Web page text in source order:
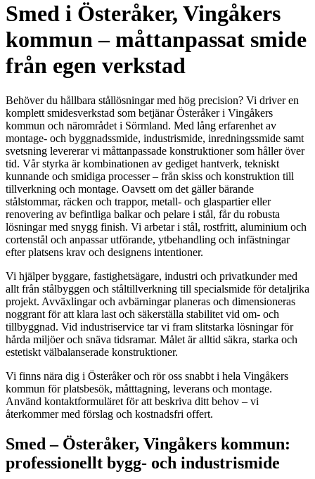
Smed i Österåker, Vingåkers
kommun – måttanpassat smide
från egen verkstad
Behöver du hållbara stållösningar med hög precision? Vi driver en
komplett smidesverkstad som betjänar Österåker i Vingåkers
kommun och närområdet i Sörmland. Med lång erfarenhet av
montage- och byggnadssmide, industrismide, inredningssmide samt
svetsning levererar vi måttanpassade konstruktioner som håller över
tid. Vår styrka är kombinationen av gediget hantverk, tekniskt
kunnande och smidiga processer – från skiss och konstruktion till
tillverkning och montage. Oavsett om det gäller bärande
stålstommar, räcken och trappor, metall- och glaspartier eller
renovering av befintliga balkar och pelare i stål, får du robusta
lösningar med snygg finish. Vi arbetar i stål, rostfritt, aluminium och
cortenstål och anpassar utförande, ytbehandling och infästningar
efter platsens krav och designens intentioner.
Vi hjälper byggare, fastighetsägare, industri och privatkunder med
allt från stålbyggen och ståltillverkning till specialsmide för detaljrika
projekt. Avväxlingar och avbärningar planeras och dimensioneras
noggrant för att klara last och säkerställa stabilitet vid om- och
tillbyggnad. Vid industriservice tar vi fram slitstarka lösningar för
hårda miljöer och snäva tidsramar. Målet är alltid säkra, starka och
estetiskt välbalanserade konstruktioner.
Vi finns nära dig i Österåker och rör oss snabbt i hela Vingåkers
kommun för platsbesök, måtttagning, leverans och montage.
Använd kontaktformuläret för att beskriva ditt behov – vi
återkommer med förslag och kostnadsfri offert.
Smed – Österåker, Vingåkers kommun:
professionellt bygg- och industrismide